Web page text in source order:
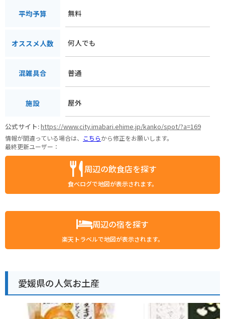
平均予算 無料
オススメ人数 何人でも
混雑具合 普通
施設 屋外
公式サイト:https://www.city.imabari.ehime.jp/kanko/spot/?a=169
情報が間違っている場合は、 こちらから修正をお願いします。
最終更新ユーザー：
周辺の飲食店を探す
食べログで地図が表示されます。
周辺の宿を探す
楽天トラベルで地図が表示されます。
愛媛県の人気お土産